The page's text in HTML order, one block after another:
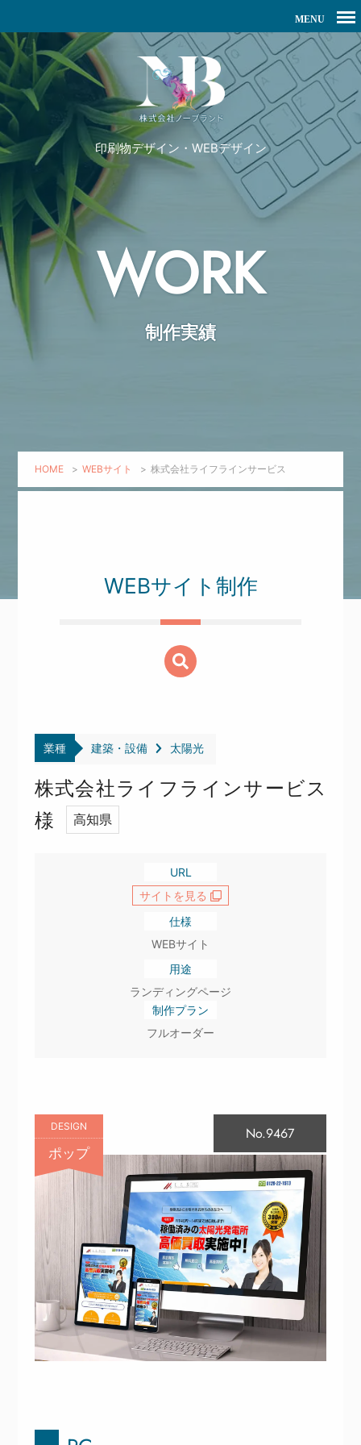
印刷物デザイン・WEBデザイン
WORK
制作実績
HOME > WEBサイト > 株式会社ライフラインサービス
WEBサイト制作
業種 建築・設備 太陽光
株式会社ライフラインサービス
様
高知県
URL
サイトを見る
仕様
WEBサイト
用途
ランディングページ
制作プラン
フルオーダー
DESIGN
ポップ
No.9467